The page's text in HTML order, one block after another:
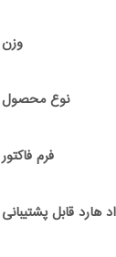
وزن
نوع محصول
فرم فاکتور
هارد قابل پشتیبانی